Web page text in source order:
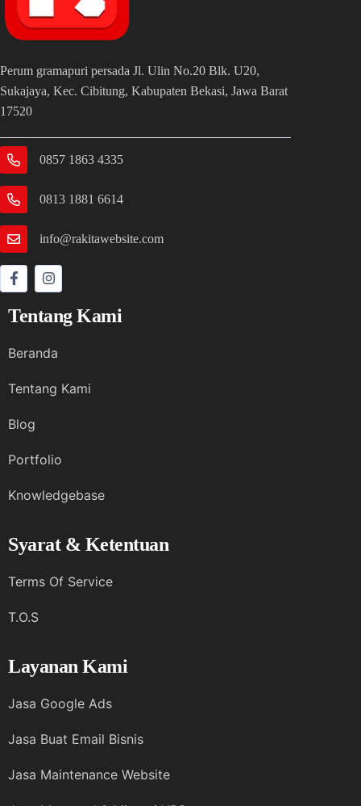
Perum gramapuri persada Jl. Ulin No.20 Blk. U20,
Sukajaya, Kec. Cibitung, Kabupaten Bekasi, Jawa Barat
17520
0857 1863 4335
0813 1881 6614
info@rakitawebsite.com
Tentang Kami
Beranda
Tentang Kami
Blog
Portfolio
Knowledgebase
Syarat & Ketentuan
Terms Of Service
T.O.S
Layanan Kami
Jasa Google Ads
Jasa Buat Email Bisnis
Jasa Maintenance Website